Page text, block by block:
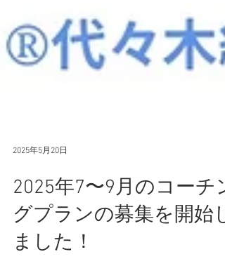
2025年5月20日
2025年7〜9月のコーチン